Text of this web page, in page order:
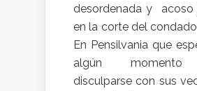
desordenada y acoso
en la corte del
En Pensilvania que
algún momento
disculparse con sus